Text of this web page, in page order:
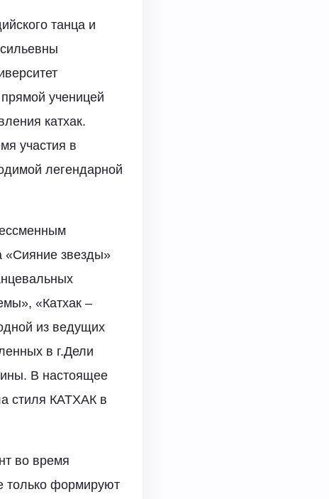
танца и
ученицей
катхак.
участия в
легендарной
«Сияние звезды»
«Катхак –
из ведущих
в г.Дели
В настоящее
стиля КАТХАК в
во время
только формируют